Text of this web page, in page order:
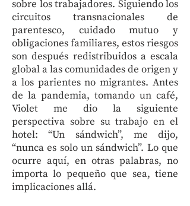
sobre los trabajadores. Siguiendo los
circuitos transnacionales de
parentesco, cuidado mutuo y
obligaciones familiares, estos riesgos
son después redistribuidos a escala
global a las comunidades de origen y
a los parientes no migrantes. Antes
de la pandemia, tomando un café,
Violet me dio la siguiente
perspectiva sobre su trabajo en el
hotel: “Un sándwich”, me dijo,
“nunca es solo un sándwich”. Lo que
ocurre aquí, en otras palabras, no
importa lo pequeño que sea, tiene
implicaciones allá.